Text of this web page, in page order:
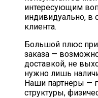
интересующим
индивидуально, в
клиента.
Большой плюс
заказа —
доставкой, не
нужно лишь
Наши партнеры —
структуры,